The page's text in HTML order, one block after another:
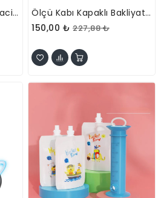
Laptop Sırt Çantası - Lacivert - İç Bölmeli - Bilgisayar Korumalı
Ölçü Kabı Kapaklı Bakliyat Saklama Kabı - Kulplu Tasarım - 1800 Ml
150,00 ₺ 227,88 ₺